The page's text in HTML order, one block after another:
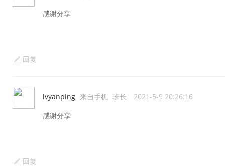
感谢分享
回复
lvyanping 来自手机 班长 2021-5-9 20:26:16
感谢分享
回复